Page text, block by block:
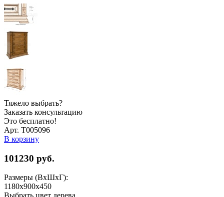
Тяжело выбрать?
Заказать консультацию
Это бесплатно!
Арт. Т005096
В корзину
101230 руб.
Размеры (ВхШхГ):
1180x900x450